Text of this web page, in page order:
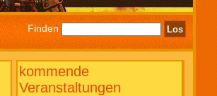
Finden
kommende
Veranstaltungen